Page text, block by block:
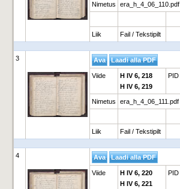
Nimetus era_h_4_06_110.pdf
Liik Fail / Tekstipilt
3
Viide
H IV 6, 218
H IV 6, 219
PID
Nimetus era_h_4_06_111.pdf
Liik Fail / Tekstipilt
4
Viide
H IV 6, 220
H IV 6, 221
PID